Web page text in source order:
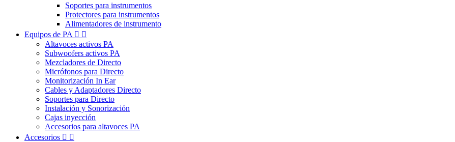
Soportes para instrumentos
Protectores para instrumentos
Alimentadores de instrumento
Equipos de PA  
Altavoces activos PA
Subwoofers activos PA
Mezcladores de Directo
Micrófonos para Directo
Monitorización In Ear
Cables y Adaptadores Directo
Soportes para Directo
Instalación y Sonorización
Cajas inyección
Accesorios para altavoces PA
Accesorios  